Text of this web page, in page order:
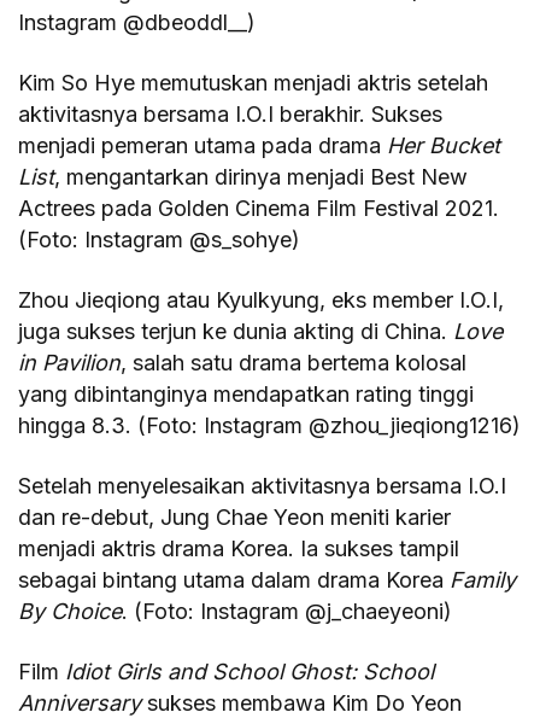
Instagram @dbeoddl__)
Kim So Hye memutuskan menjadi aktris setelah
aktivitasnya bersama I.O.I berakhir. Sukses
menjadi pemeran utama pada drama Her Bucket
List, mengantarkan dirinya menjadi Best New
Actrees pada Golden Cinema Film Festival 2021.
(Foto: Instagram @s_sohye)
Zhou Jieqiong atau Kyulkyung, eks member I.O.I,
juga sukses terjun ke dunia akting di China. Love
in Pavilion, salah satu drama bertema kolosal
yang dibintanginya mendapatkan rating tinggi
hingga 8.3. (Foto: Instagram @zhou_jieqiong1216)
Setelah menyelesaikan aktivitasnya bersama I.O.I
dan re-debut, Jung Chae Yeon meniti karier
menjadi aktris drama Korea. Ia sukses tampil
sebagai bintang utama dalam drama Korea Family
By Choice. (Foto: Instagram @j_chaeyeoni)
Film Idiot Girls and School Ghost: School
Anniversarysukses membawa Kim Do Yeon